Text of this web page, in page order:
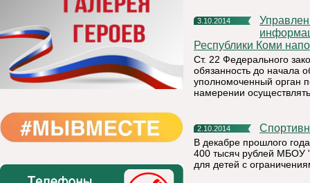
3.10.2014
Управление Федеральной службы по надзору в сфере связи,
Республики Коми
Ст. 22 Федерального
обязанность до начала
уполномоченный орган
намерении
2.10.2014
В декабре прошлого
400 тысяч рублей МБОУ
для детей с